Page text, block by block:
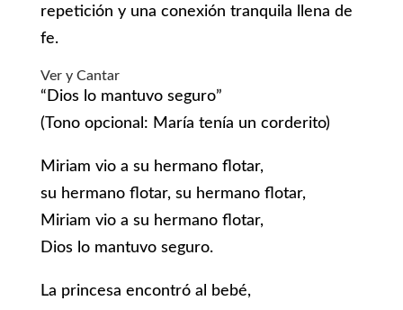
repetición y una conexión tranquila llena de
fe.
Ver y Cantar
“Dios lo mantuvo seguro”
(Tono opcional: María tenía un corderito)
Miriam vio a su hermano flotar,
su hermano flotar, su hermano flotar,
Miriam vio a su hermano flotar,
Dios lo mantuvo seguro.
La princesa encontró al bebé,